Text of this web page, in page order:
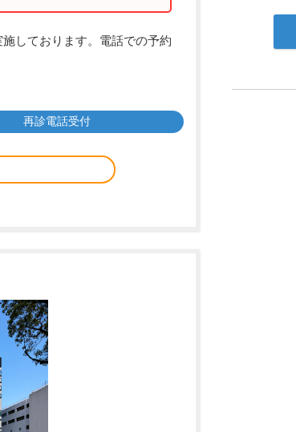
しております。電話での予約
再診電話受付